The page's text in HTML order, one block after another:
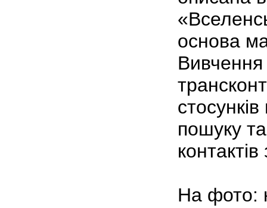
основа
пошуку
На фото: